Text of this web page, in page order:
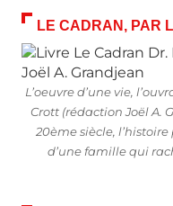
LE CADRAN, PAR
L’oeuvre d’une vie,
Crott (rédaction Joël A.
20ème siècle,
d’une famille qui